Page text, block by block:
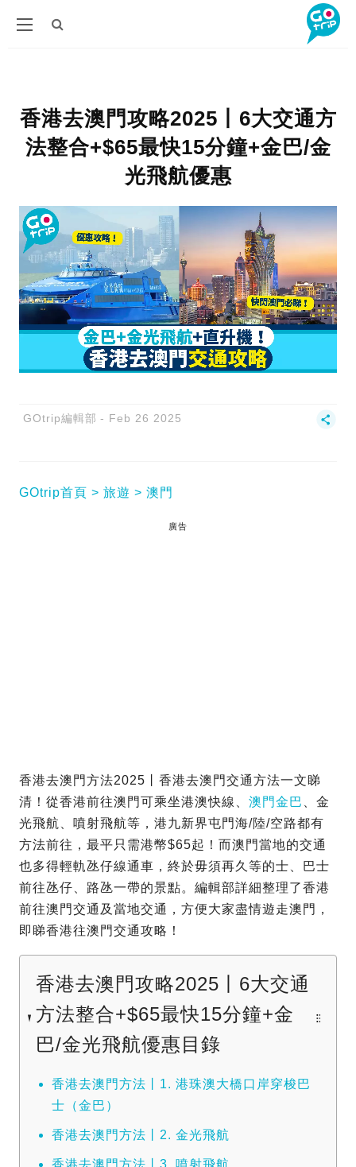
香港去澳門攻略2025丨6大交通方
法整合+$65最快15分鐘+金巴/金
光飛航優惠
GOtrip編輯部 Feb 26 2025
GOtrip首頁 旅遊 澳門
廣告
香港去澳門方法2025丨香港去澳門交通方法一文睇
清！從香港前往澳門可乘坐港澳快線、 澳門金巴
、金
光飛航、噴射飛航等，港九新界屯門海/陸/空路都有
方法前往，最平只需港幣$65起！而澳門當地的交通
也多得輕軌氹仔線通車，終於毋須再久等的士、巴士
前往氹仔、路氹一帶的景點。編輯部詳細整理了香港
前往澳門交通及當地交通，方便大家盡情遊走澳門，
即睇香港往澳門交通攻略！
香港去澳門攻略2025丨6大交通
方法整合+$65最快15分鐘+金
巴/金光飛航優惠目錄
香港去澳門方法丨1. 港珠澳大橋口岸穿梭巴
士（金巴）
香港去澳門方法丨2. 金光飛航